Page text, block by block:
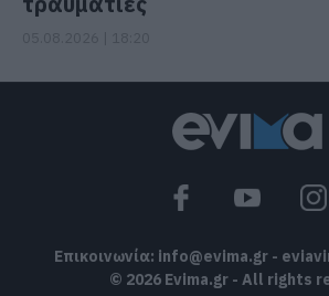
Επικοινωνία: info@evima.gr -
© 2026 Evima.gr - All rights